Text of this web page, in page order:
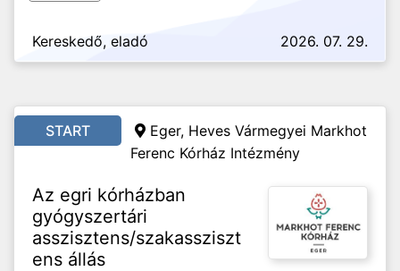
Kereskedő, eladó 2026. 07. 29.
START
Eger, Heves Vármegyei Markhot
Ferenc Kórház Intézmény
Az egri kórházban
gyógyszertári
asszisztens/szakassziszt
ens állás